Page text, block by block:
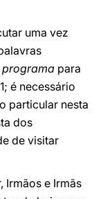
uma vez
programa para
é necessário
particular nesta
dos
de visitar
Irmãos e Irmãs